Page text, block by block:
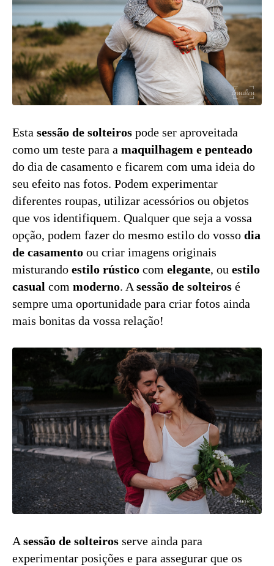
Esta sessão de solteiros pode ser aproveitada
como um teste para a maquilhagem e penteado
do dia de casamento e ficarem com uma ideia do
seu efeito nas fotos. Podem experimentar
diferentes roupas, utilizar acessórios ou objetos
que vos identifiquem. Qualquer que seja a vossa
opção, podem fazer do mesmo estilo do vosso dia
de casamento ou criar imagens originais
misturando estilo rústico com elegante, ou estilo
casual com moderno. A sessão de solteiros é
sempre uma oportunidade para criar fotos ainda
mais bonitas da vossa relação!
A sessão de solteiros serve ainda para
experimentar posições e para assegurar que os